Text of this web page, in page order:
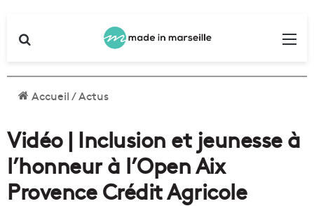
Accueil/Actus
Vidéo | Inclusion et jeunesse à
l’honneur à l’Open Aix
Provence Crédit Agricole